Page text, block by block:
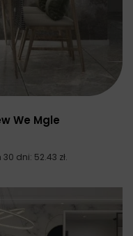
We Mgle
dni: 52.43 zł.